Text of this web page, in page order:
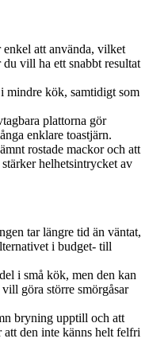
enkel att använda, vilket
vill ha ett snabbt resultat
mindre kök, samtidigt som
plattorna gör
enklare toastjärn.
rostade mackor och att
helhetsintrycket av
tar längre tid än väntat,
i budget- till
i små kök, men den kan
göra större smörgåsar
bryning upptill och att
den inte känns helt felfri